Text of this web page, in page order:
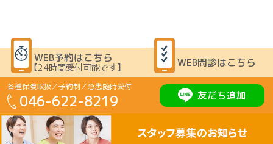
WEB予約はこちら
【24時間受付可能です】 WEB問診はこちら
各種保険取扱／予約制／急患随時受付
046-622-8219 友だち追加